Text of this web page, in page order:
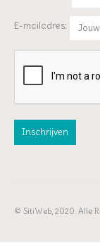
E-mailadres:
© SitiWeb, 2020. Alle